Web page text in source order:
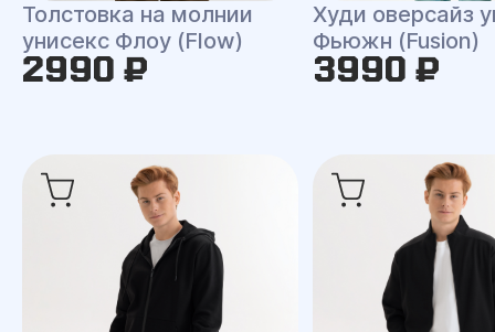
Толстовка на молнии
унисекс Флоу (Flow)
2990 ₽
Худи оверсайз
Фьюжн (Fusion)
3990 ₽